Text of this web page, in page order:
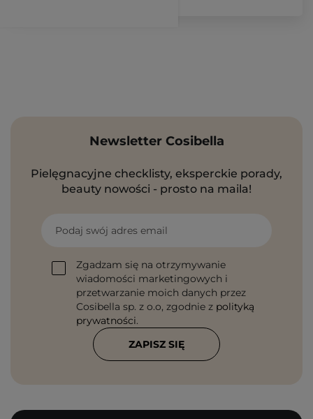
Newsletter Cosibella
Pielęgnacyjne checklisty, eksperckie porady,
beauty nowości - prosto na maila!
Podaj swój adres email
Zgadzam się na otrzymywanie
wiadomości marketingowych i
przetwarzanie moich danych przez
Cosibella sp. z o.o, zgodnie z polityką
prywatności.
ZAPISZ SIĘ